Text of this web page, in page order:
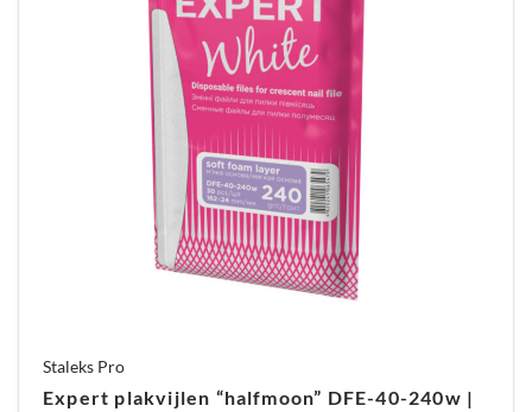
Staleks Pro
Expert plakvijlen “halfmoon” DFE-40-240w |